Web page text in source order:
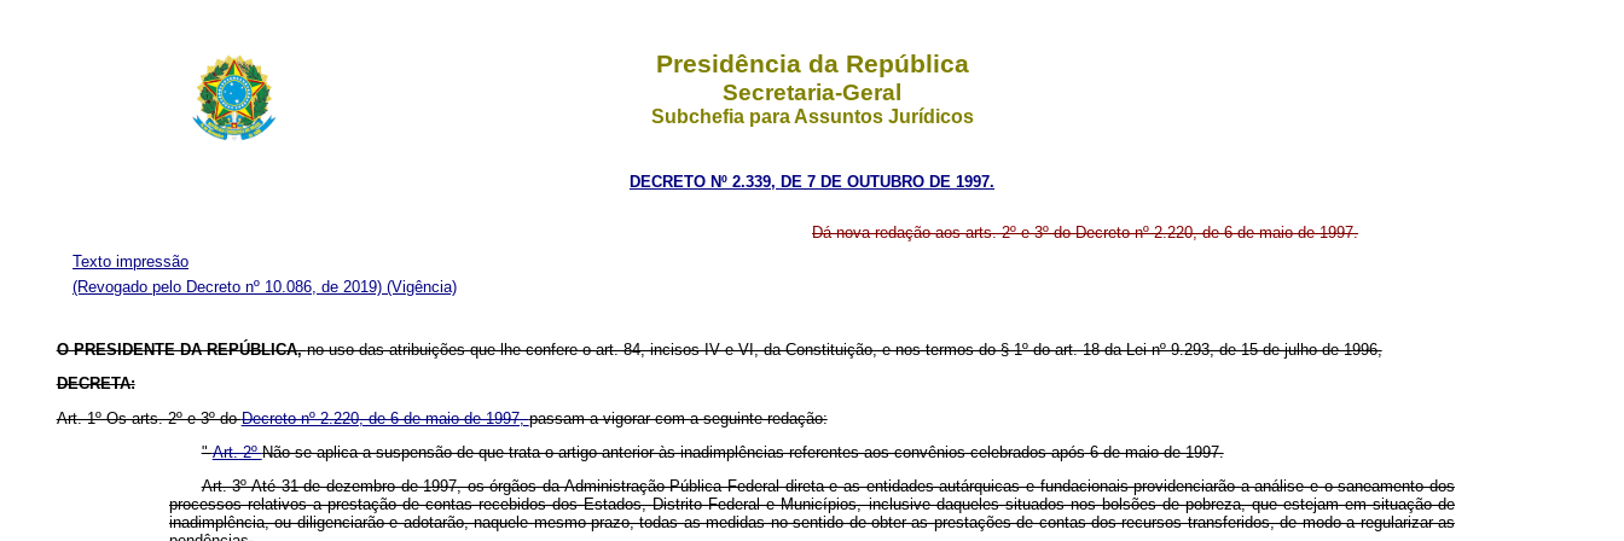
Presidência da República
Secretaria-Geral
Subchefia para Assuntos Jurídicos
DECRETO Nº 2.339, DE 7 DE OUTUBRO DE 1997.
Dá nova redação aos arts. 2º e 3º do Decreto nº 2.220, de 6 de maio de 1997.
Texto impressão
(Revogado pelo Decreto nº 10.086, de 2019) (Vigência)
O PRESIDENTE DA REPÚBLICA,no uso das atribuições que lhe confere o art. 84, incisos IV e VI, da Constituição, e nos termos do § 1º do art. 18 da Lei nº 9.293, de 15 de julho de 1996,
DECRETA:
Art. 1º Os arts. 2º e 3º doDecreto nº 2.220, de 6 de maio de 1997,passam a vigorar com a seguinte redação:
"Art. 2ºNão se aplica a suspensão de que trata o artigo anterior às inadimplências referentes aos convênios celebrados após 6 de maio de 1997.
Art. 3º Até 31 de dezembro de 1997, os órgãos da Administração Pública Federal direta e as entidades autárquicas e fundacionais providenciarão a análise e o saneamento dos
processos relativos a prestação de contas recebidos dos Estados, Distrito Federal e Municípios, inclusive daqueles situados nos bolsões de pobreza, que estejam em situação de
inadimplência, ou diligenciarão e adotarão, naquele mesmo prazo, todas as medidas no sentido de obter as prestações de contas dos recursos transferidos, de modo a regularizar as